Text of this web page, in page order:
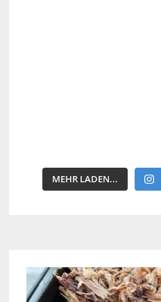
MEHR LADEN...